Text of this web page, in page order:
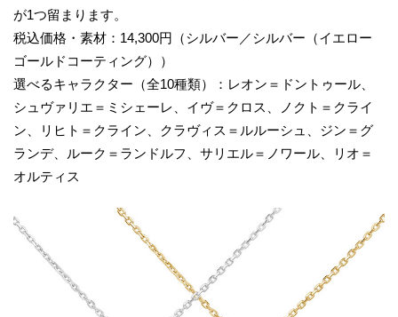
が1つ留まります。
税込価格・素材：14,300円（シルバー／シルバー（イエロー
ゴールドコーティング））
選べるキャラクター（全10種類）：レオン＝ドントゥール、
シュヴァリエ＝ミシェーレ、イヴ＝クロス、ノクト＝クライ
ン、リヒト＝クライン、クラヴィス＝ルルーシュ、ジン＝グ
ランデ、ルーク＝ランドルフ、サリエル＝ノワール、リオ＝
オルティス